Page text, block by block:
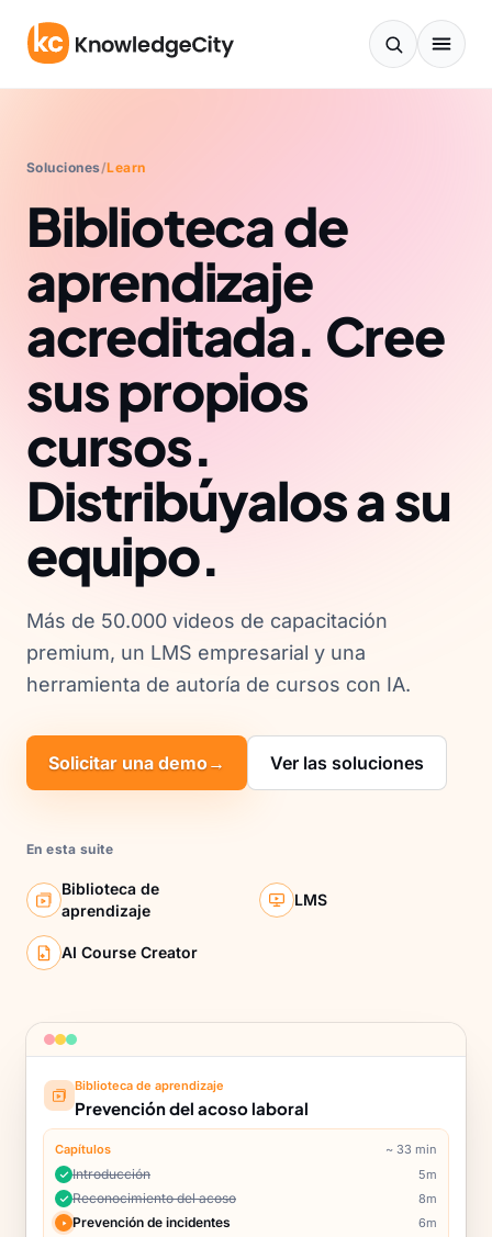
Soluciones/Learn
Biblioteca de
aprendizaje
acreditada. Cree
sus propios
cursos.
Distribúyalos a su
equipo.
Más de 50.000 videos de capacitación
premium, un LMS empresarial y una
herramienta de autoría de cursos con IA.
Solicitar una demo→ Ver las soluciones
En esta suite
Biblioteca de
aprendizaje
LMS
AI Course Creator
Biblioteca de aprendizaje
Prevención del acoso laboral
Capítulos ~ 33 min
Introducción 5m
Reconocimiento del acoso 8m
Prevención de incidentes 6m